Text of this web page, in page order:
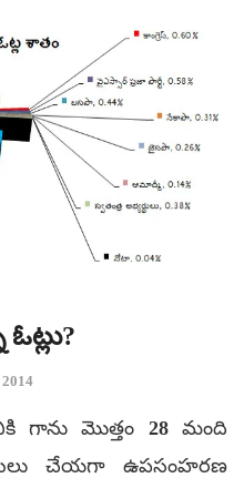
గాను మొత్తం 28 మంది
చేయగా ఉపసంహరణ